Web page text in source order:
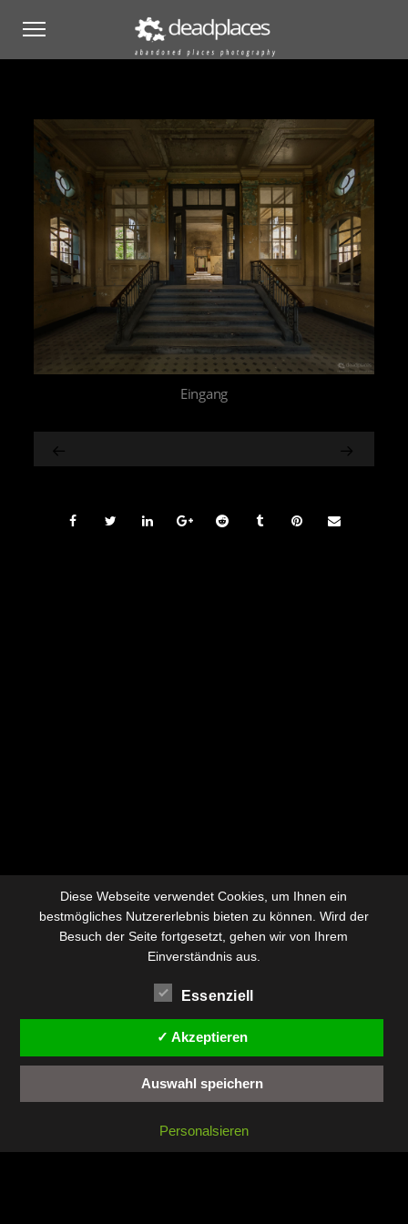
Eingang
Diese Webseite verwendet Cookies, um Ihnen ein
bestmögliches Nutzererlebnis bieten zu können. Wird der
Besuch der Seite fortgesetzt, gehen wir von Ihrem
Einverständnis aus.
Essenziell
✓ Akzeptieren
Auswahl speichern
Personalsieren